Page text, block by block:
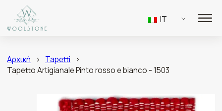
IT
Αρχική > Tapetti
>
Tapetto Artigianale Pinto rosso e bianco - 1503